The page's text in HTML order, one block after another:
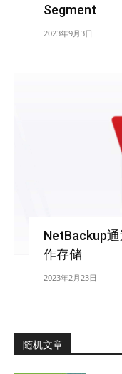
Segment
2023年9月3日
NetBackup
作存储
2023年2月23日
随机文章